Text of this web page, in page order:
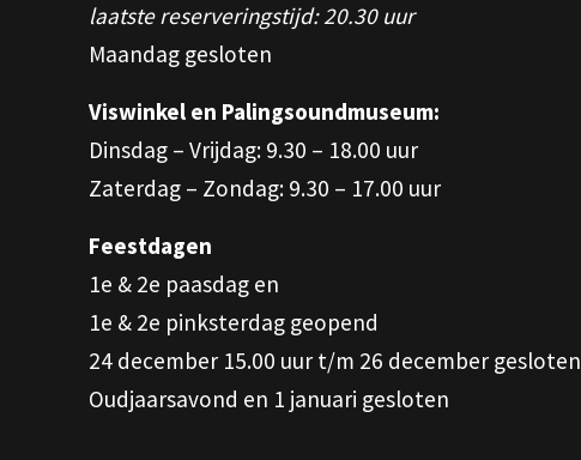
laatste reserveringstijd: 20.30 uur
Maandag gesloten
Viswinkel en Palingsoundmuseum:
Dinsdag – Vrijdag: 9.30 – 18.00 uur
Zaterdag – Zondag: 9.30 – 17.00 uur
Feestdagen
1e & 2e paasdag en
1e & 2e pinksterdag geopend
24 december 15.00 uur t/m 26 december gesloten
Oudjaarsavond en 1 januari gesloten